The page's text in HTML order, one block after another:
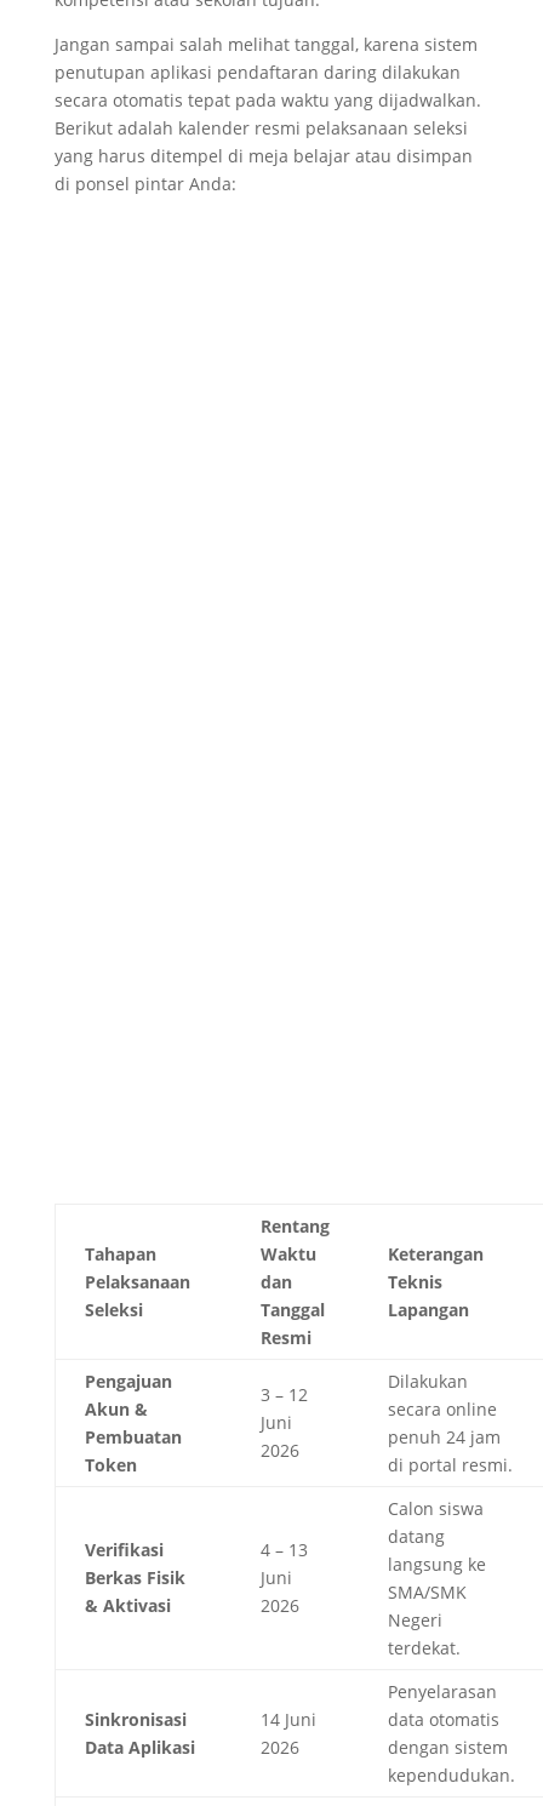
Jangan sampai salah melihat tanggal, karena sistem
penutupan aplikasi pendaftaran daring dilakukan
secara otomatis tepat pada waktu yang dijadwalkan.
Berikut adalah kalender resmi pelaksanaan seleksi
yang harus ditempel di meja belajar atau disimpan
di ponsel pintar Anda:
Tahapan
Pelaksanaan
Seleksi
Rentang
Waktu
dan
Tanggal
Resmi
Keterangan
Teknis
Lapangan
Pengajuan
Akun &
Pembuatan
Token
3 – 12
Juni
2026
Dilakukan
secara online
penuh 24 jam
di portal resmi.
Verifikasi
Berkas Fisik
& Aktivasi
4 – 13
Juni
2026
Calon siswa
datang
langsung ke
SMA/SMK
Negeri
terdekat.
Sinkronisasi
Data Aplikasi
14 Juni
2026
Penyelarasan
data otomatis
dengan sistem
kependudukan.